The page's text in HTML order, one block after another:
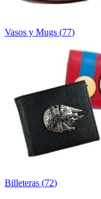
Vasos y Mugs (77)
Billeteras (72)